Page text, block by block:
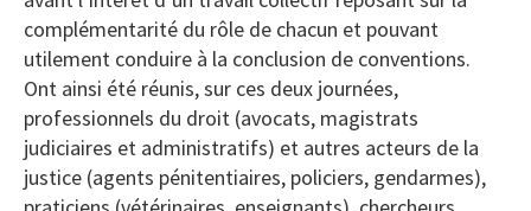
complémentarité du rôle de chacun et pouvant
utilement conduire à la conclusion de conventions.
Ont ainsi été réunis, sur ces deux journées,
professionnels du droit (avocats, magistrats
judiciaires et administratifs) et autres acteurs de la
justice (agents pénitentiaires, policiers, gendarmes),